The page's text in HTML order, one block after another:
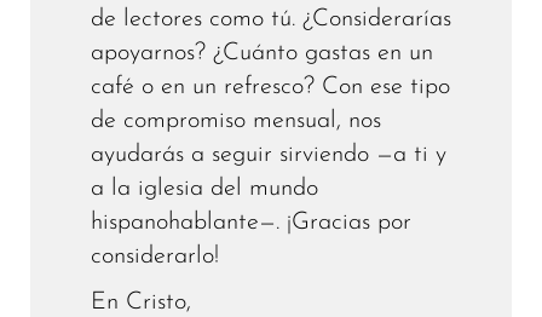
de lectores como tú. ¿Considerarías
apoyarnos? ¿Cuánto gastas en un
café o en un refresco? Con ese tipo
de compromiso mensual, nos
ayudarás a seguir sirviendo —a ti y
a la iglesia del mundo
hispanohablante—. ¡Gracias por
considerarlo!
En Cristo,